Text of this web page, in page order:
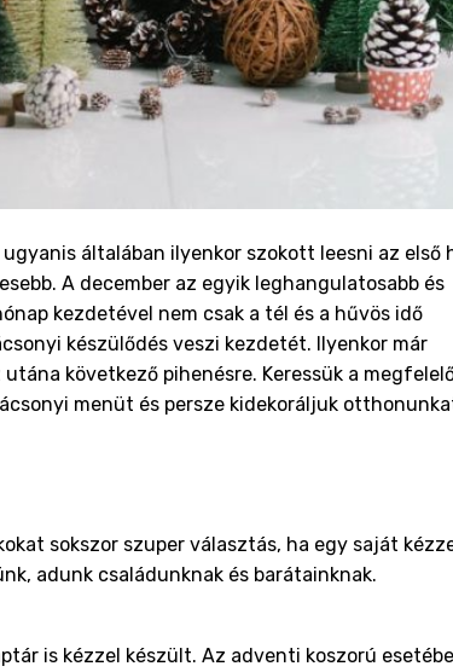
általában ilyenkor szokott leesni az első
A december az egyik leghangulatosabb és
kezdetével nem csak a tél és a hűvös idő
készülődés veszi kezdetét. Ilyenkor már
következő pihenésre. Keressük a
menüt és persze kidekoráljuk
sokszor szuper választás, ha egy saját
adunk családunknak és barátainknak.
is kézzel készült. Az adventi koszorú